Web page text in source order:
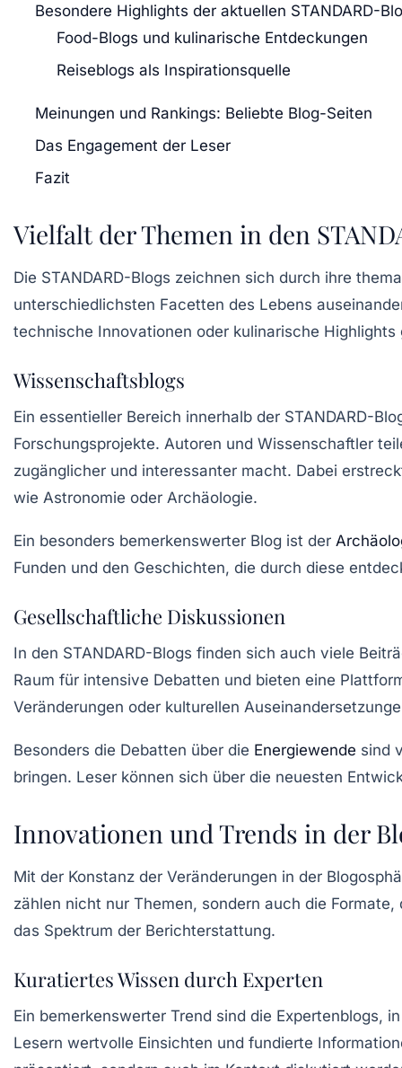
Besondere Highlights der aktuellen STANDARD-
Food-Blogs und kulinarische Entdeckungen
Reiseblogs als Inspirationsquelle
Meinungen und Rankings: Beliebte Blog-Seiten
Das Engagement der Leser
Fazit
Vielfalt der Themen in den
Die STANDARD-Blogs zeichnen sich durch ihre
unterschiedlichsten Facetten des Lebens
technische Innovationen oder kulinarische Highlights
Wissenschaftsblogs
Ein essentieller Bereich innerhalb der STANDARD-
Forschungsprojekte. Autoren und Wissenschaftler
zugänglicher und interessanter macht. Dabei
wie Astronomie oder Archäologie.
Ein besonders bemerkenswerter Blog ist der
Funden und den Geschichten, die durch diese
Gesellschaftliche Diskussionen
In den STANDARD-Blogs finden sich auch viele
Raum für intensive Debatten und bieten eine
Veränderungen oder kulturellen
Besonders die Debatten über die Energiewende sind
bringen. Leser können sich über die neuesten
Innovationen und Trends in der
Mit der Konstanz der Veränderungen in der
zählen nicht nur Themen, sondern auch die
das Spektrum der Berichterstattung.
Kuratiertes Wissen durch Experten
Ein bemerkenswerter Trend sind die Expertenblogs,
Lesern wertvolle Einsichten und fundierte